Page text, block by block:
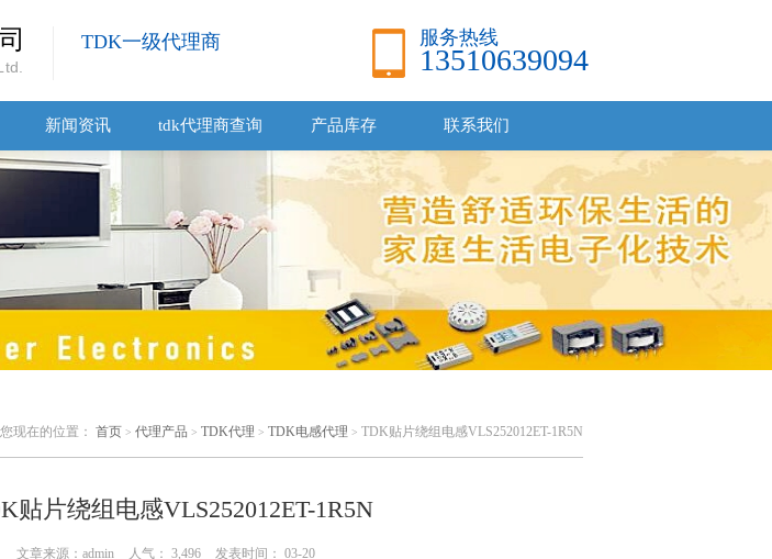
TDK一级代理商 服务热线
13510639094
新闻资讯 tdk代理商查询 产品库存 联系我们
您现在的位置： 首页 > 代理产品 > TDK代理 > TDK电感代理 > TDK贴片绕组电感VLS252012ET-1R5N
贴片绕组电感VLS252012ET-1R5N
文章来源：admin 人气： 3,496 发表时间： 03-20